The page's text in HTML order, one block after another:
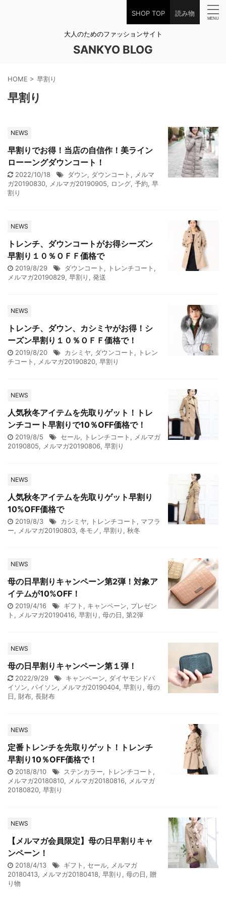
SHOP TOP 読み物
大人のためのファッションサイト
SANKYO BLOG
HOME > 早割り
早割り
NEWS
早割りでお得！当店の自信作！美ライン
ローーングダウンコート！
2022/10/18 ダウン, ダウンコート , メルマ
ガ20190830, メルマガ20190905, ロング, 予約, 早
割り
NEWS
トレンチ、ダウンコートがお得シーズン
早割り１０％ＯＦＦ価格で
2019/8/29 ダウンコート , トレンチコート ,
メルマガ20190829, 早割り , 発送
NEWS
トレンチ、ダウン、カシミヤがお得！シ
ーズン早割り１０％ＯＦＦ価格で！
2019/8/20 カシミヤ, ダウンコート , トレン
チコート , メルマガ20190820, 早割り
NEWS
人気秋冬アイテムを先取りゲット！トレ
ンチコート早割りで10％OFF価格で！
2019/8/5 セール, トレンチコート , メルマガ
20190805, メルマガ20190806, 早割り
NEWS
人気秋冬アイテムを先取りゲット早割り
10%OFF価格で
2019/8/3 カシミヤ, トレンチコート , マフラ
ー, メルマガ20190803, 冬モノ, 早割り , 秋冬
NEWS
母の日早割りキャンペーン第2弾！対象ア
イテムが10%OFF！
2019/4/16 ギフト , キャンペーン, プレゼン
ト , メルマガ20190416, 早割り , 母の日, 第2弾
NEWS
母の日早割りキャンペーン第１弾！
2022/9/29 キャンペーン, ダイヤモンドパ
イソン, パイソン, メルマガ20190404, 早割り , 母の
日, 財布, 長財布
NEWS
定番トレンチを先取りゲット！トレンチ
早割り10％OFF価格で！
2018/8/10 ステンカラー, トレンチコート ,
メルマガ20180810, メルマガ20180816, メルマガ
20180820, 早割り
NEWS
【メルマガ会員限定】母の日早割りキャ
ンペーン！
2018/4/13 ギフト , セール, メルマガ
20180413, メルマガ20180418, 早割り , 母の日, 贈
り物